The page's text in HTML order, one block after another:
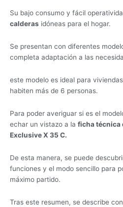
Su bajo consumo y fácil
calderas idóneas para el hogar.
Se presentan con diferentes
completa adaptación a las
este modelo es ideal para
habiten más de 6 personas.
Para poder averiguar si es el
echar un vistazo a la ficha técnica
Exclusive X 35 C.
De esta manera, se puede
funciones y el modo sencillo para
máximo partido.
Tras este resumen, se describe